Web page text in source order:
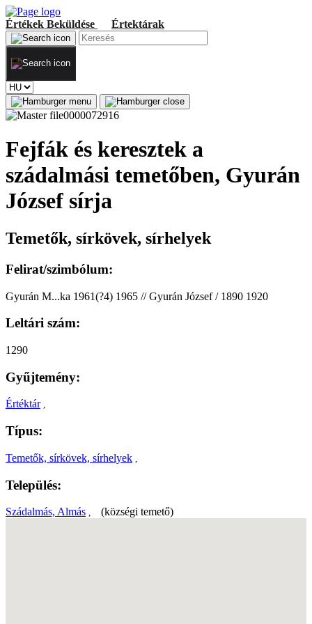
Értékek Beküldése Értektárak
Fejfák és keresztek a
szádalmási temetőben, Gyurán
József sírja
Temetők, sírkövek, sírhelyek
Felirat/szimbólum:
Gyurán M...ka 1961(?4) 1965 // Gyurán József / 1890 1920
Leltári szám:
1290
Gyűjtemény:
Értéktár ,
Típus:
Temetők, sírkövek, sírhelyek
Település:
Szádalmás, Almás , (községi temető)